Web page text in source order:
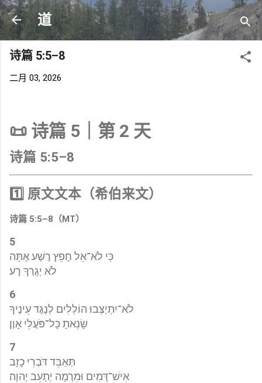
跳至主要内容
道
诗篇 5:5–8
二月 03, 2026
📜 诗篇 5｜第 2 天
诗篇 5:5–8
1️⃣ 原文文本（希伯来文）
诗篇 5:5–8（MT）
5
כִּי לֹא־אֵל חָפֵץ רֶשַׁע אָתָּה
לֹא יְגֻרְךָ רָע׃
6
לֹא־יִתְיַצְּבוּ הוֹלְלִים לְנֶגֶד עֵינֶיךָ
שָׂנֵאתָ כָּל־פֹּעֲלֵי אָוֶן׃
7
תְּאַבֵּד דֹּבְרֵי כָזָב
אִישׁ־דָּמִים וּמִרְמָה יְתָעֵב יְהוָה׃